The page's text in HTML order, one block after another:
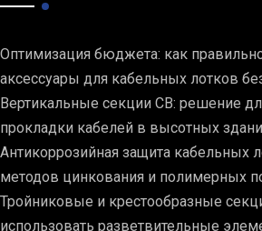
Оптимизация бюджета: как
аксессуары для кабельных лотков
Вертикальные секции СВ: решение
прокладки кабелей в высотных
Антикоррозийная защита кабельных
методов цинкования и полимерных
Тройниковые и крестообразные
использовать разветвительные